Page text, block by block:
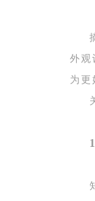
外观
为更